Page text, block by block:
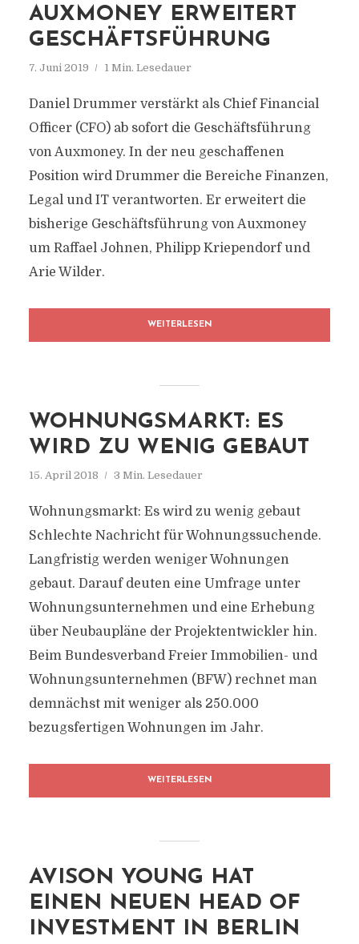
AUXMONEY ERWEITERT
GESCHÄFTSFÜHRUNG
7. Juni 2019 1 Min. Lesedauer
Daniel Drummer verstärkt als Chief Financial
Officer (CFO) ab sofort die Geschäftsführung
von Auxmoney. In der neu geschaffenen
Position wird Drummer die Bereiche Finanzen,
Legal und IT verantworten. Er erweitert die
bisherige Geschäftsführung von Auxmoney
um Raffael Johnen, Philipp Kriependorf und
Arie Wilder.
WEITERLESEN
WOHNUNGSMARKT: ES
WIRD ZU WENIG GEBAUT
15. April 2018 3 Min. Lesedauer
Wohnungsmarkt: Es wird zu wenig gebaut
Schlechte Nachricht für Wohnungssuchende.
Langfristig werden weniger Wohnungen
gebaut. Darauf deuten eine Umfrage unter
Wohnungsunternehmen und eine Erhebung
über Neubaupläne der Projektentwickler hin.
Beim Bundesverband Freier Immobilien- und
Wohnungsunternehmen (BFW) rechnet man
demnächst mit weniger als 250.000
bezugsfertigen Wohnungen im Jahr.
WEITERLESEN
AVISON YOUNG HAT
EINEN NEUEN HEAD OF
INVESTMENT IN BERLIN